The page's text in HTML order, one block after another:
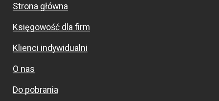
Strona główna
Księgowość dla firm
Klienci indywidualni
O nas
Do pobrania